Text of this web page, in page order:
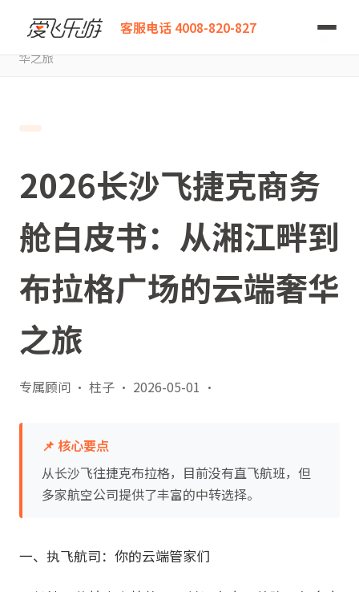
客服电话 4008-820-827
爱飞乐游
2026长沙飞捷克商务舱白皮书：从湘江畔到布拉格广场的云端奢
华之旅
2026长沙飞捷克商务
舱白皮书：从湘江畔到
布拉格广场的云端奢华
之旅
专属顾问 · 柱子 · 2026-05-01 ·
📌 核心要点
从长沙飞往捷克布拉格，目前没有直飞航班，但
多家航空公司提供了丰富的中转选择。
一、执飞航司：你的云端管家们